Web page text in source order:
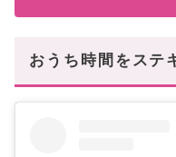
おうち時間をステ